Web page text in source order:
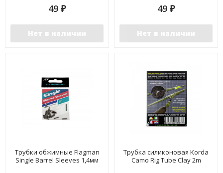
49 ₽
Нет в наличии
49 ₽
Нет в наличии
Трубки обжимные Flagman
Single Barrel Sleeves 1,4мм
Трубка силиконовая Korda
Camo Rig Tube Clay 2m